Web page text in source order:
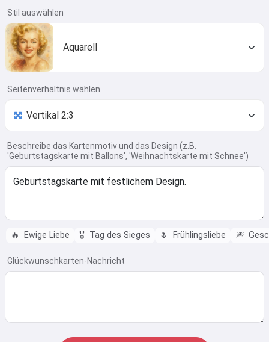
Stil auswählen
Aquarell
Seitenverhältnis wählen
Beschreibe das Kartenmotiv und das Design (z.B.
'Geburtstagskarte mit Ballons', 'Weihnachtskarte mit Schnee')
🔥 Ewige Liebe 🎖️ Tag des Sieges 🌷 Frühlingsliebe 🎆
Glückwunschkarten-Nachricht